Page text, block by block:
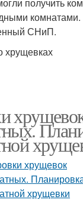
СНиП.
хрущевках